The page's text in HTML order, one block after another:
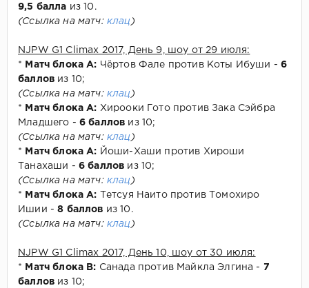
9,5 балла из 10.
(Ссылка на матч: клац)
NJPW G1 Climax 2017, День 9, шоу от 29 июля:
*
Матч блока А: Чёртов Фале против Коты Ибуши -6
баллов из 10;
(Ссылка на матч: клац)
* Матч блока А: Хирооки Гото против Зака Сэйбра
Младшего - 6 баллов из 10;
(Ссылка на матч: клац)
* Матч блока А: Йоши-Хаши против Хироши
Танахаши - 6 баллов из 10;
(Ссылка на матч: клац)
* Матч блока А: Тетсуя Наито против Томохиро
Ишии -8 баллов из 10.
(Ссылка на матч: клац)
NJPW G1 Climax 2017, День 10, шоу от 30 июля:
*
Матч блока В: Санада против Майкла Элгина - 7
баллов из 10;